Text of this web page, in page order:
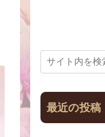
最近の投稿